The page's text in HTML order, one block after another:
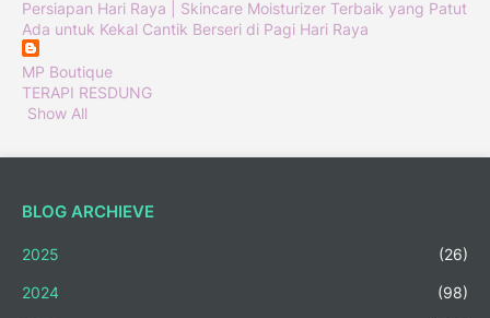
Persiapan Hari Raya | Skincare Moisturizer Terbaik yang Patut
Ada untuk Kekal Cantik Berseri di Pagi Hari Raya
MP Boutique
TERAPI RESDUNG
Show All
BLOG ARCHIEVE
2025 (26)
2024 (98)